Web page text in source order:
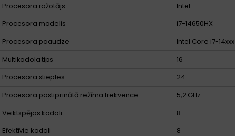
Procesora ražotājs
Intel
Procesora modelis
i7-14650HX
Procesora paaudze
Intel Core i7-14xxx
Multikodola tips
16
Procesora stieples
24
Procesora pastiprinātā režīma frekvence
5,2 GHz
Veiktspējas kodoli
8
Efektīvie kodoli
8